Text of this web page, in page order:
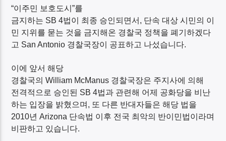
DK NET Radio.co
“이주민 보호도시”를
금지하는 SB 4법이 최종 승인되면서 , 단속 대상 시민의 이
민 지위를 묻는 것을 금지해온 경찰국 정책을 폐기하겠다
고 San Antonio 경찰국장이 공표하고 나섰습니다.
이에 앞서 해당
경찰국의 William McManus 경찰국장은 주지사에 의해
전격적으로 승인된 SB 4법과 관련해 어제 공화당을 비난
하는 입장을 밝혔으며 , 또 다른 반대자들은 해당 법을
2010년 Arizona 단속법 이후 전국 최악의 반이민법이라며
비판하고 있습니다.